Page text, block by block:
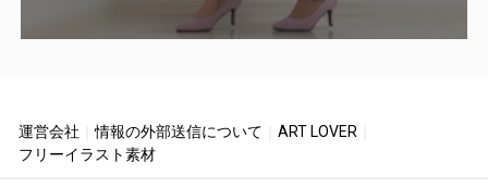
運営会社 ｜情報の外部送信について ART LOVER｜
フリーイラスト素材